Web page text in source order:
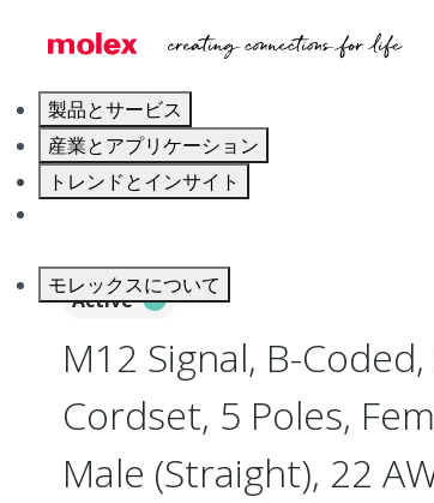
製品とサービス
産業とアプリケーション
トレンドとインサイト
モレックスについて
Active
M12 Signal, B-
Cordset, 5 Poles,
Male (Straight), 22